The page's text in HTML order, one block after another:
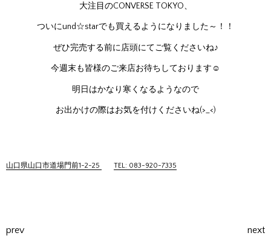
大注目のCONVERSE TOKYO、
ついにund☆starでも買えるようになりました～！！
ぜひ完売する前に店頭にてご覧くださいね♪
今週末も皆様のご来店お待ちしております☺
明日はかなり寒くなるようなので
お出かけの際はお気を付けくださいね(>_<)
山口県山口市道場門前1-2-25 TEL: 083-920-7335
prev next